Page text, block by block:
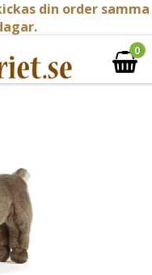
din order samma
0